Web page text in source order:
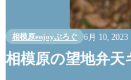
相模原enjoyぶろぐ 6月 10, 2023
相模原の望地弁